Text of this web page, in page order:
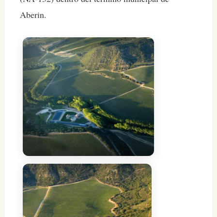
Aberin.